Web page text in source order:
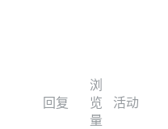
回复
浏
览
量
活动